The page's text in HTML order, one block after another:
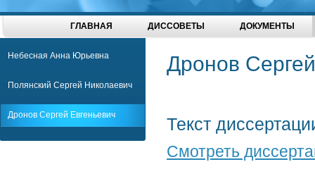
ГЛАВНАЯ ДИССОВЕТЫ ДОКУМЕНТЫ
Небесная Анна Юрьевна
Полянский Сергей Николаевич
Дронов Сергей Евгеньевич
Дронов
Текст
Смотреть